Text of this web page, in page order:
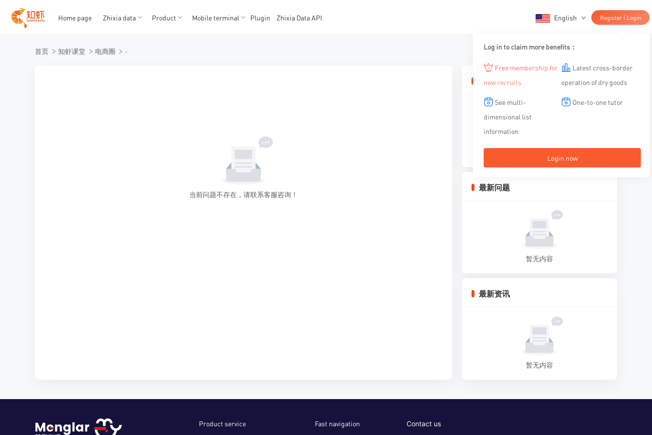
Home page Zhixia data Product Mobile terminal Plugin Zhixia Data API English Register | Login
Log in to claim more benefits：
Free membership for
new recruits
Latest cross-border
operation of dry goods
See multi-
dimensional list
information
One-to-one tutor
Login now
首页 知虾课堂 电商圈 -
当前问题不存在，请联系客服咨询！
相关文章
最新问题
暂无内容
最新资讯
暂无内容
Product service Fast navigation Contact us